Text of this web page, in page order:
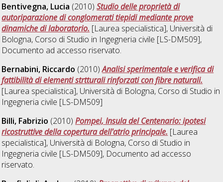
Bentivegna, Lucia (2010)Studio delle proprietà di
autoriparazione di conglomerati tiepidi mediante prove
dinamiche di laboratorio. [Laurea specialistica], Università di
Bologna, Corso di Studio in Ingegneria civile [LS-DM509],
Documento ad accesso riservato.
Bernabini, Riccardo (2010)Analisi sperimentale e verifica di
fattibilità di elementi strtturali rinforzati con fibre naturali.
[Laurea specialistica], Università di Bologna, Corso di Studio in
Ingegneria civile [LS-DM509]
Billi, Fabrizio (2010)Pompei, Insula del Centenario: ipotesi
ricostruttive della copertura dell'atrio principale. [Laurea
specialistica], Università di Bologna, Corso di Studio in
Ingegneria civile [LS-DM509], Documento ad accesso
riservato.